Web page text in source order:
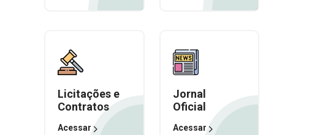
Licitações e
Contratos
Acessar
Jornal
Oficial
Acessar